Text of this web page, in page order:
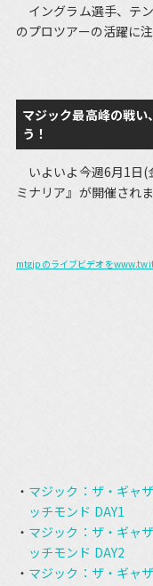
イングラム選手、テ
のプロツアーの活躍に
マジック最高峰の戦
う！
いよいよ今週6月1日(
ミナリア』が開催され
mtgjpのライブビデオを
マジック：ザ・ギャ
ッチモンド DAY1
マジック：ザ・ギャ
ッチモンド DAY2
マジック：ザ・ギャ